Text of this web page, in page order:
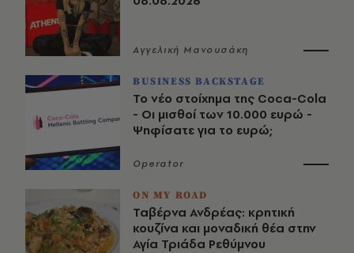
Αγγελική Μανουσάκη
BUSINESS BACKSTAGE
Το νέο στοίχημα της Coca-Cola
- Οι μισθοί των 10.000 ευρώ -
Ψηφίσατε για το ευρώ;
Operator
ON MY ROAD
Ταβέρνα Ανδρέας: κρητική
κουζίνα και μοναδική θέα στην
Αγία Τριάδα Ρεθύμνου